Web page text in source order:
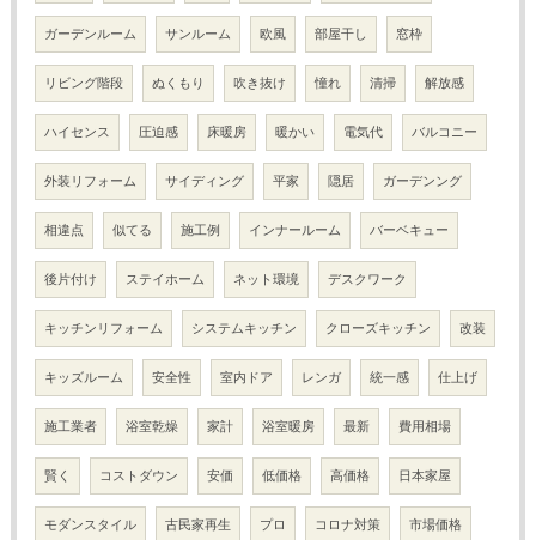
ガーデンルーム サンルーム 欧風 部屋干し 窓枠
リビング階段 ぬくもり 吹き抜け 憧れ 清掃 解放感
ハイセンス 圧迫感 床暖房 暖かい 電気代 バルコニー
外装リフォーム サイディング 平家 隠居 ガーデンング
相違点 似てる 施工例 インナールーム バーベキュー
後片付け ステイホーム ネット環境 デスクワーク
キッチンリフォーム システムキッチン クローズキッチン 改装
キッズルーム 安全性 室内ドア レンガ 統一感 仕上げ
施工業者 浴室乾燥 家計 浴室暖房 最新 費用相場
賢く コストダウン 安価 低価格 高価格 日本家屋
モダンスタイル 古民家再生 プロ コロナ対策 市場価格